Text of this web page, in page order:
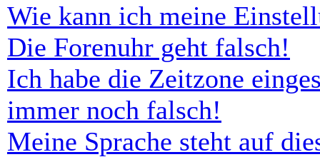
Wie kann ich meine
Die Forenuhr geht falsch!
Ich habe die Zeitzone
immer noch falsch!
Meine Sprache steht auf